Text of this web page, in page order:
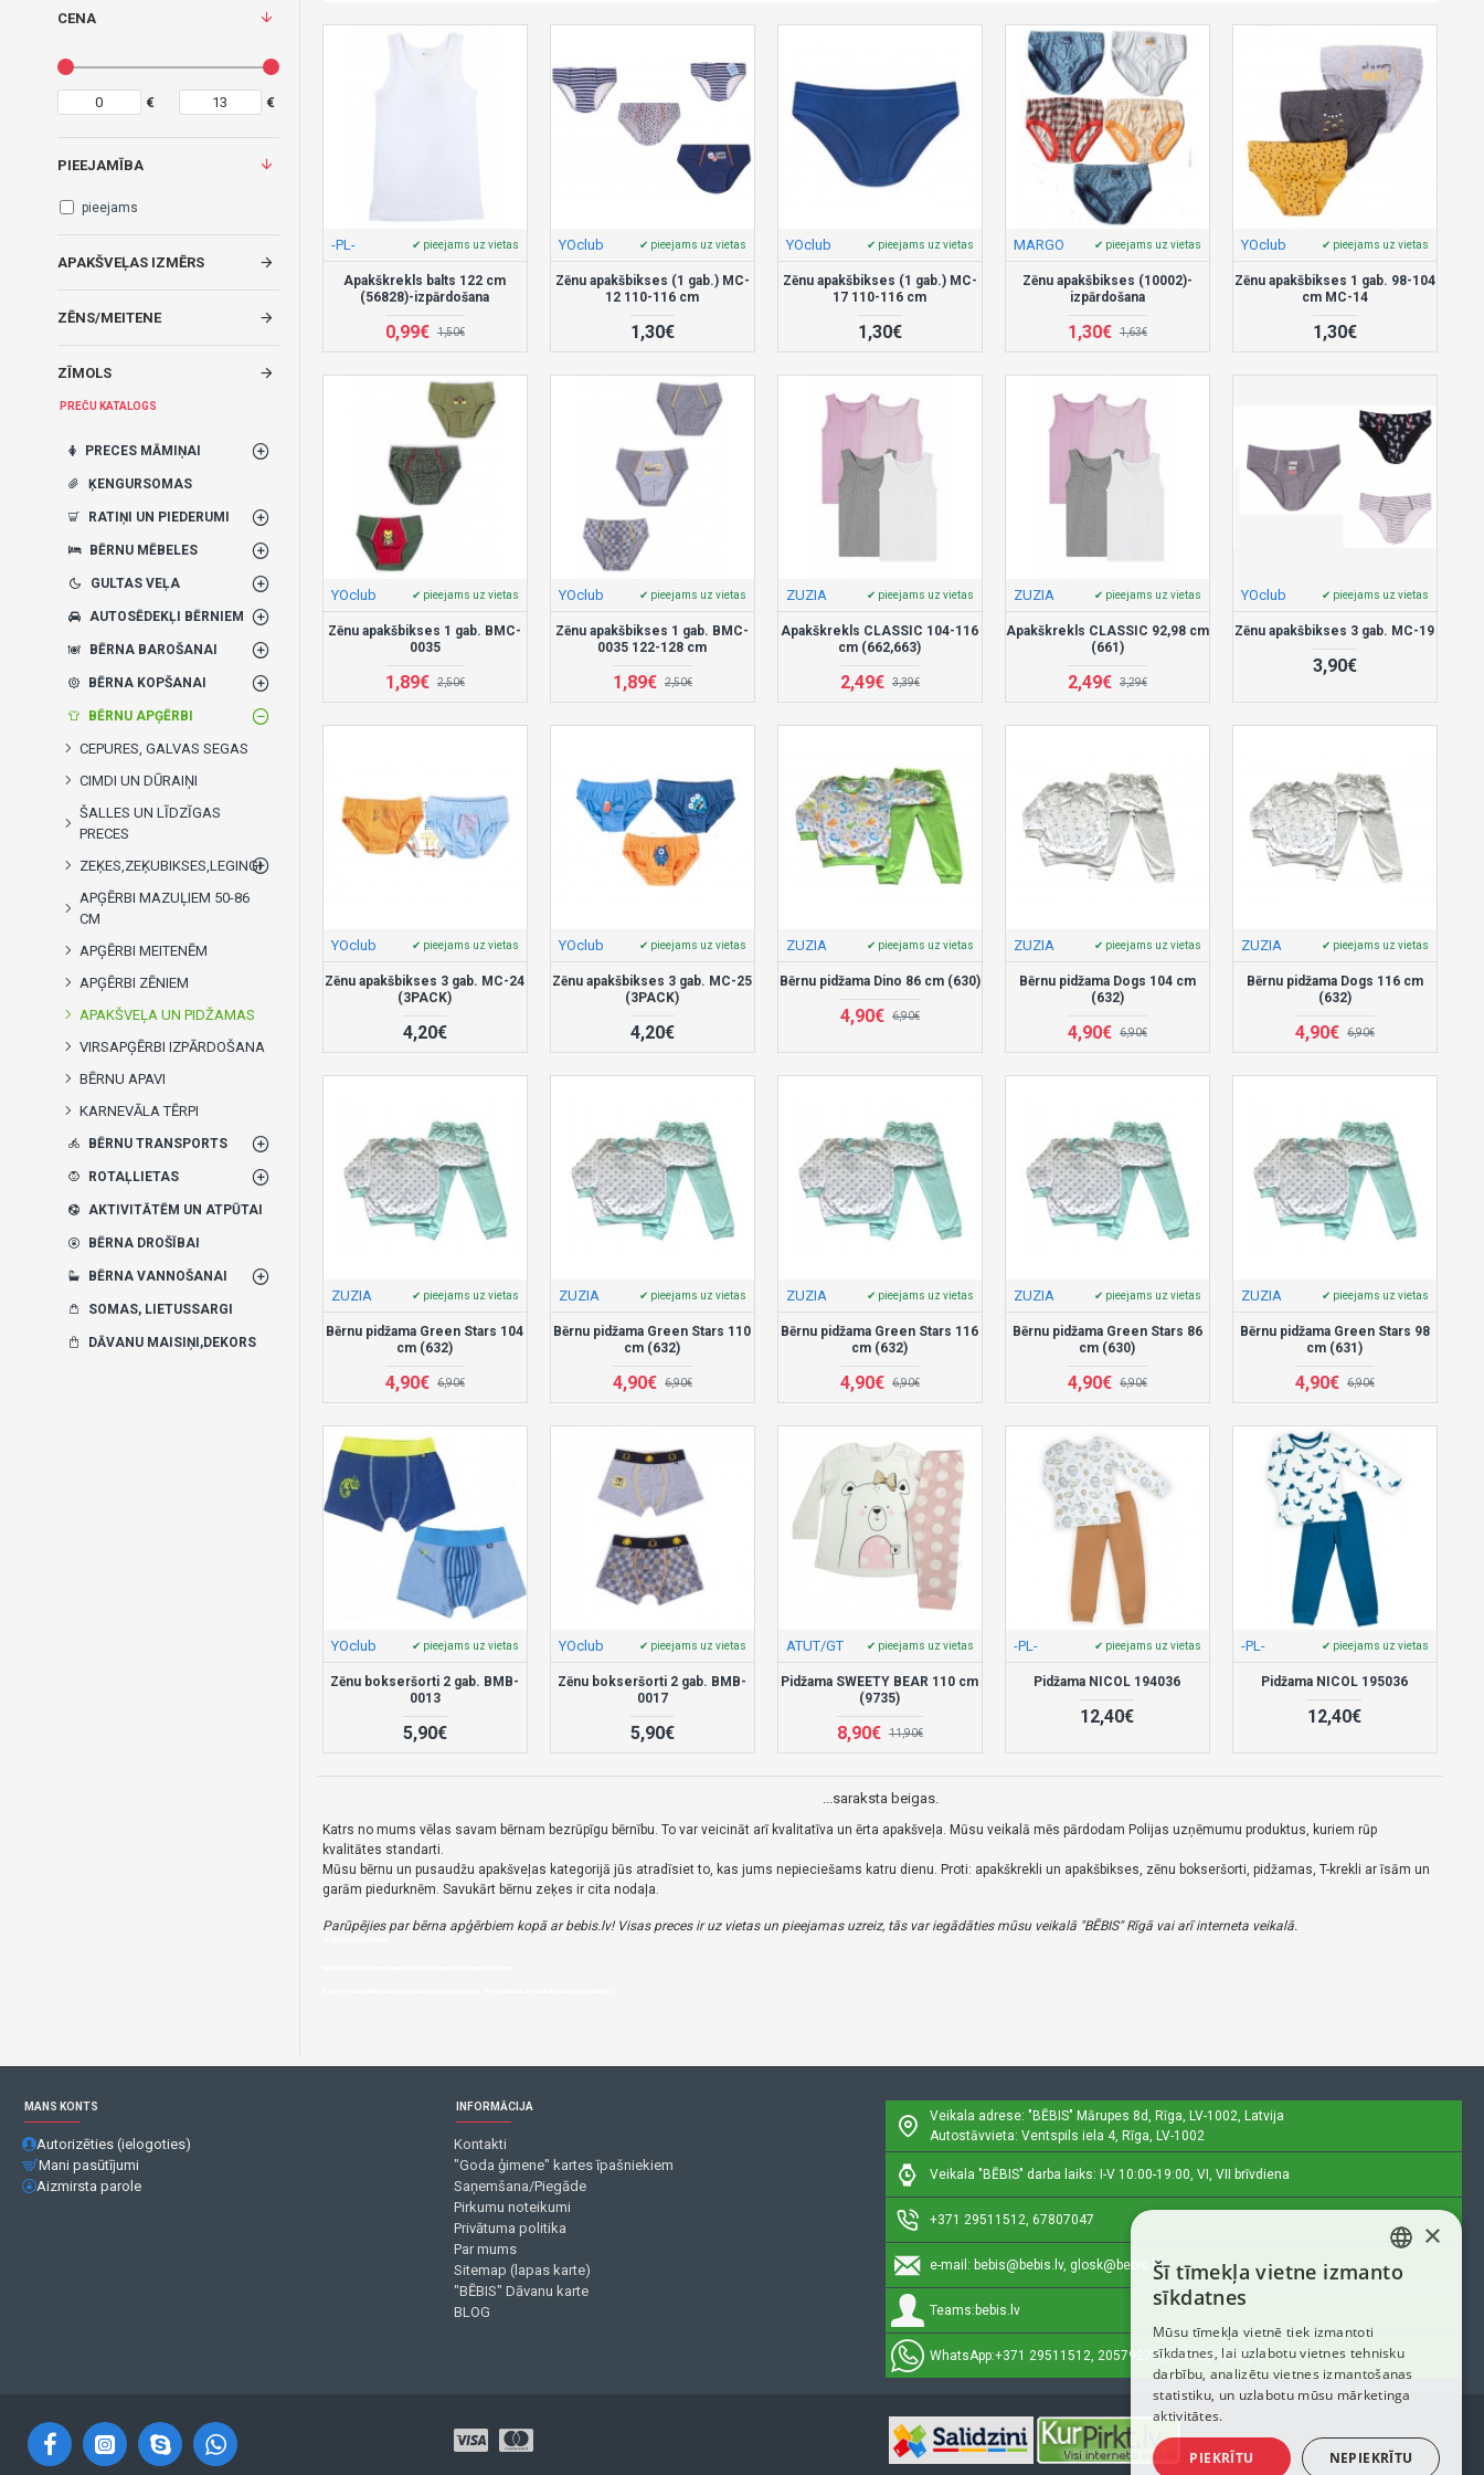
CENA
€ €
ZĪMOLS
APAKŠVEĻAS IZMĒRS
ZĒNS/MEITENE
PIEEJAMĪBA
pieejams
PREČU KATALOGS
PRECES MĀMIŅAI
ĶENGURSOMAS
RATIŅI UN PIEDERUMI
BĒRNU MĒBELES
GULTAS VEĻA
AUTOSĒDEKĻI BĒRNIEM
BĒRNA BAROŠANAI
BĒRNA KOPŠANAI
BĒRNU APĢĒRBI
CEPURES, GALVAS SEGAS
CIMDI UN DŪRAIŅI
ŠALLES UN LĪDZĪGAS
PRECES
ZEĶES,ZEĶUBIKSES,LEGINGI
APĢĒRBI MAZUĻIEM 50-86
CM
APĢĒRBI MEITENĒM
APĢĒRBI ZĒNIEM
APAKŠVEĻA UN PIDŽAMAS
VIRSAPĢĒRBI IZPĀRDOŠANA
BĒRNU APAVI
KARNEVĀLA TĒRPI
BĒRNU TRANSPORTS
ROTAĻLIETAS
AKTIVITĀTĒM UN ATPŪTAI
BĒRNA DROŠĪBAI
BĒRNA VANNOŠANAI
SOMAS, LIETUSSARGI
DĀVANU MAISIŅI,DEKORS
Katrs no mums vēlas savam bērnam bezrūpīgu bērnību. To var veicināt arī kvalitatīva un ērta apakšveļa. Mūsu veikalā mēs pārdodam Polijas uzņēmumu produktus, kuriem rūp
kvalitātes standarti.
Mūsu bērnu un pusaudžu apakšveļas kategorijā jūs atradīsiet to, kas jums nepieciešams katru dienu. Proti: apakškrekli un apakšbikses, zēnu bokseršorti, pidžamas, T-krekli ar īsām un
garām piedurknēm. Savukārt bērnu zeķes ir cita nodaļa.
Parūpējies par bērna apģērbiem kopā ar bebis.lv! Visas preces ir uz vietas un pieejamas uzreiz, tās var iegādāties mūsu veikalā "BĒBIS" Rīgā vai arī interneta veikalā.
-PL- ✔ pieejams uz vietas
Apakškrekls balts 122 cm
(56828)-izpārdošana
0,99€ 1,50€
YOclub ✔ pieejams uz vietas
Zēnu apakšbikses (1 gab.) MC-
12 110-116 cm
1,30€
YOclub ✔ pieejams uz vietas
Zēnu apakšbikses (1 gab.) MC-
17 110-116 cm
1,30€
MARGO ✔ pieejams uz vietas
Zēnu apakšbikses (10002)-
izpārdošana
1,30€ 1,63€
YOclub ✔ pieejams uz vietas
Zēnu apakšbikses 1 gab. 98-104
cm MC-14
1,30€
YOclub ✔ pieejams uz vietas
Zēnu apakšbikses 1 gab. BMC-
0035
1,89€ 2,50€
YOclub ✔ pieejams uz vietas
Zēnu apakšbikses 1 gab. BMC-
0035 122-128 cm
1,89€ 2,50€
ZUZIA ✔ pieejams uz vietas
Apakškrekls CLASSIC 104-116
cm (662,663)
2,49€ 3,39€
ZUZIA ✔ pieejams uz vietas
Apakškrekls CLASSIC 92,98 cm
(661)
2,49€ 3,29€
YOclub ✔ pieejams uz vietas
Zēnu apakšbikses 3 gab. MC-19
3,90€
YOclub ✔ pieejams uz vietas
Zēnu apakšbikses 3 gab. MC-24
(3PACK)
4,20€
YOclub ✔ pieejams uz vietas
Zēnu apakšbikses 3 gab. MC-25
(3PACK)
4,20€
ZUZIA ✔ pieejams uz vietas
Bērnu pidžama Dino 86 cm (630)
4,90€ 6,90€
ZUZIA ✔ pieejams uz vietas
Bērnu pidžama Dogs 104 cm
(632)
4,90€ 6,90€
ZUZIA ✔ pieejams uz vietas
Bērnu pidžama Dogs 116 cm
(632)
4,90€ 6,90€
ZUZIA ✔ pieejams uz vietas
Bērnu pidžama Green Stars 104
cm (632)
4,90€ 6,90€
ZUZIA ✔ pieejams uz vietas
Bērnu pidžama Green Stars 110
cm (632)
4,90€ 6,90€
ZUZIA ✔ pieejams uz vietas
Bērnu pidžama Green Stars 116
cm (632)
4,90€ 6,90€
ZUZIA ✔ pieejams uz vietas
Bērnu pidžama Green Stars 86
cm (630)
4,90€ 6,90€
ZUZIA ✔ pieejams uz vietas
Bērnu pidžama Green Stars 98
cm (631)
4,90€ 6,90€
YOclub ✔ pieejams uz vietas
Zēnu bokseršorti 2 gab. BMB-
0013
5,90€
YOclub ✔ pieejams uz vietas
Zēnu bokseršorti 2 gab. BMB-
0017
5,90€
ATUT/GT ✔ pieejams uz vietas
Pidžama SWEETY BEAR 110 cm
(9735)
8,90€ 11,90€
-PL- ✔ pieejams uz vietas
Pidžama NICOL 194036
12,40€
-PL- ✔ pieejams uz vietas
Pidžama NICOL 195036
12,40€
...saraksta beigas.
MANS KONTS
Autorizēties (ielogoties)
Mani pasūtījumi
Aizmirsta parole
INFORMĀCIJA
Kontakti
"Goda ģimene" kartes īpašniekiem
Saņemšana/Piegāde
Pirkumu noteikumi
Privātuma politika
Par mums
Sitemap (lapas karte)
"BĒBIS" Dāvanu karte
BLOG
Veikala adrese: "BĒBIS" Mārupes 8d, Rīga, LV-1002, Latvija
Autostāvvieta: Ventspils iela 4, Rīga, LV-1002
Veikala "BĒBIS" darba laiks: I-V 10:00-19:00, VI, VII brīvdiena
+371 29511512, 67807047
e-mail: bebis@bebis.lv, glosk@bebis.lv
Teams: bebis.lv
WhatsApp:+371 29511512, 20579272 (tikai ziņojumi)
LATVIAN
ENGLISH
×
Šī tīmekļa vietne izmanto
sīkdatnes
Mūsu tīmekļa vietnē tiek izmantoti
sīkdatnes, lai uzlabotu vietnes tehnisku
darbību, analizētu vietnes izmantošanas
statistiku, un uzlabotu mūsu mārketinga
aktivitātes.
PIEKRĪTU NEPIEKRĪTU